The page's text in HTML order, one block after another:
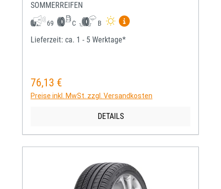
SOMMERREIFEN
69 C B
Mehr Informationen zum
Lieferzeit: ca. 1 - 5 Werktage*
Regulärer Preis:
76,13 €
Preise inkl. MwSt. zzgl. Versandkosten
DETAILS